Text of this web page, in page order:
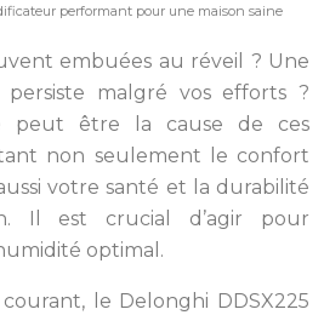
performant pour une maison saine
embuées au réveil ? Une
malgré vos efforts ?
peut être la cause de ces
non seulement le confort
votre santé et la durabilité
Il est crucial d’agir pour
optimal.
le Delonghi DDSX225